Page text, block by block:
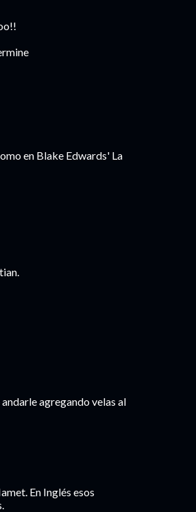
en Blake Edwards' La
agregando velas al
En Inglés esos